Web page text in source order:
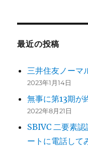
最近の投稿
三井住友ノーマ
2023年1月14日
無事に第13期が
2022年8月21日
SBIVC 二要素
ートに電話して